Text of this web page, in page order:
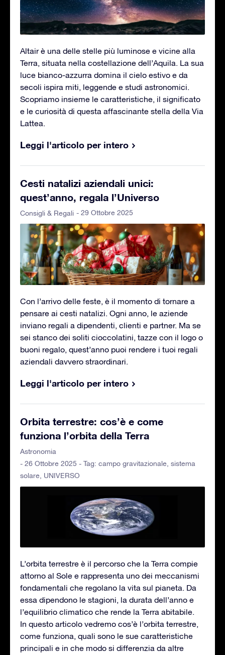
Altair è una delle stelle più luminose e vicine alla
Terra, situata nella costellazione dell’Aquila. La sua
luce bianco-azzurra domina il cielo estivo e da
secoli ispira miti, leggende e studi astronomici.
Scopriamo insieme le caratteristiche, il significato
e le curiosità di questa affascinante stella della Via
Lattea.
Leggi l'articolo per intero
Cesti natalizi aziendali unici:
quest’anno, regala l’Universo
Consigli & Regali - 29 Ottobre 2025
Con l’arrivo delle feste, è il momento di tornare a
pensare ai cesti natalizi. Ogni anno, le aziende
inviano regali a dipendenti, clienti e partner. Ma se
sei stanco dei soliti cioccolatini, tazze con il logo o
buoni regalo, quest’anno puoi rendere i tuoi regali
aziendali davvero straordinari.
Leggi l'articolo per intero
Orbita terrestre: cos’è e come
funziona l’orbita della Terra
Astronomia
- 26 Ottobre 2025 - Tag: campo gravitazionale sistema
solare
UNIVERSO
L’orbita terrestre è il percorso che la Terra compie
attorno al Sole e rappresenta uno dei meccanismi
fondamentali che regolano la vita sul pianeta. Da
essa dipendono le stagioni, la durata dell’anno e
l’equilibrio climatico che rende la Terra abitabile.
In questo articolo vedremo cos’è l’orbita terrestre,
come funziona, quali sono le sue caratteristiche
principali e in che modo si differenzia da altre